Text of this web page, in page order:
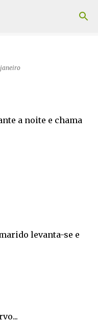
principal
a noite e chama
levanta-se e